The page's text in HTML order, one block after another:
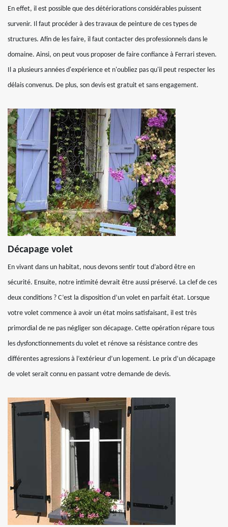
En effet, il est possible que des détériorations considérables puissent
survenir. Il faut procéder à des travaux de peinture de ces types de
structures. Afin de les faire, il faut contacter des professionnels dans le
domaine. Ainsi, on peut vous proposer de faire confiance à Ferrari steven.
Il a plusieurs années d'expérience et n'oubliez pas qu'il peut respecter les
délais convenus. De plus, son devis est gratuit et sans engagement.
Décapage volet
En vivant dans un habitat, nous devons sentir tout d’abord être en
sécurité. Ensuite, notre intimité devrait être aussi préservé. La clef de ces
deux conditions ? C’est la disposition d’un volet en parfait état. Lorsque
votre volet commence à avoir un état moins satisfaisant, il est très
primordial de ne pas négliger son décapage. Cette opération répare tous
les dysfonctionnements du volet et rénove sa résistance contre des
différentes agressions à l’extérieur d’un logement. Le prix d’un décapage
de volet serait connu en passant votre demande de devis.